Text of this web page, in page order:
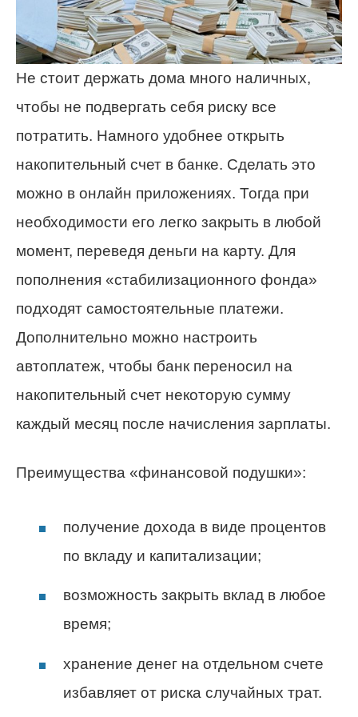
Не стоит держать дома много наличных,
чтобы не подвергать себя риску все
потратить. Намного удобнее открыть
накопительный счет в банке. Сделать это
можно в онлайн приложениях. Тогда при
необходимости его легко закрыть в любой
момент, переведя деньги на карту. Для
пополнения «стабилизационного фонда»
подходят самостоятельные платежи.
Дополнительно можно настроить
автоплатеж, чтобы банк переносил на
накопительный счет некоторую сумму
каждый месяц после начисления зарплаты.
Преимущества «финансовой подушки»:
получение дохода в виде процентов
по вкладу и капитализации;
возможность закрыть вклад в любое
время;
хранение денег на отдельном счете
избавляет от риска случайных трат.